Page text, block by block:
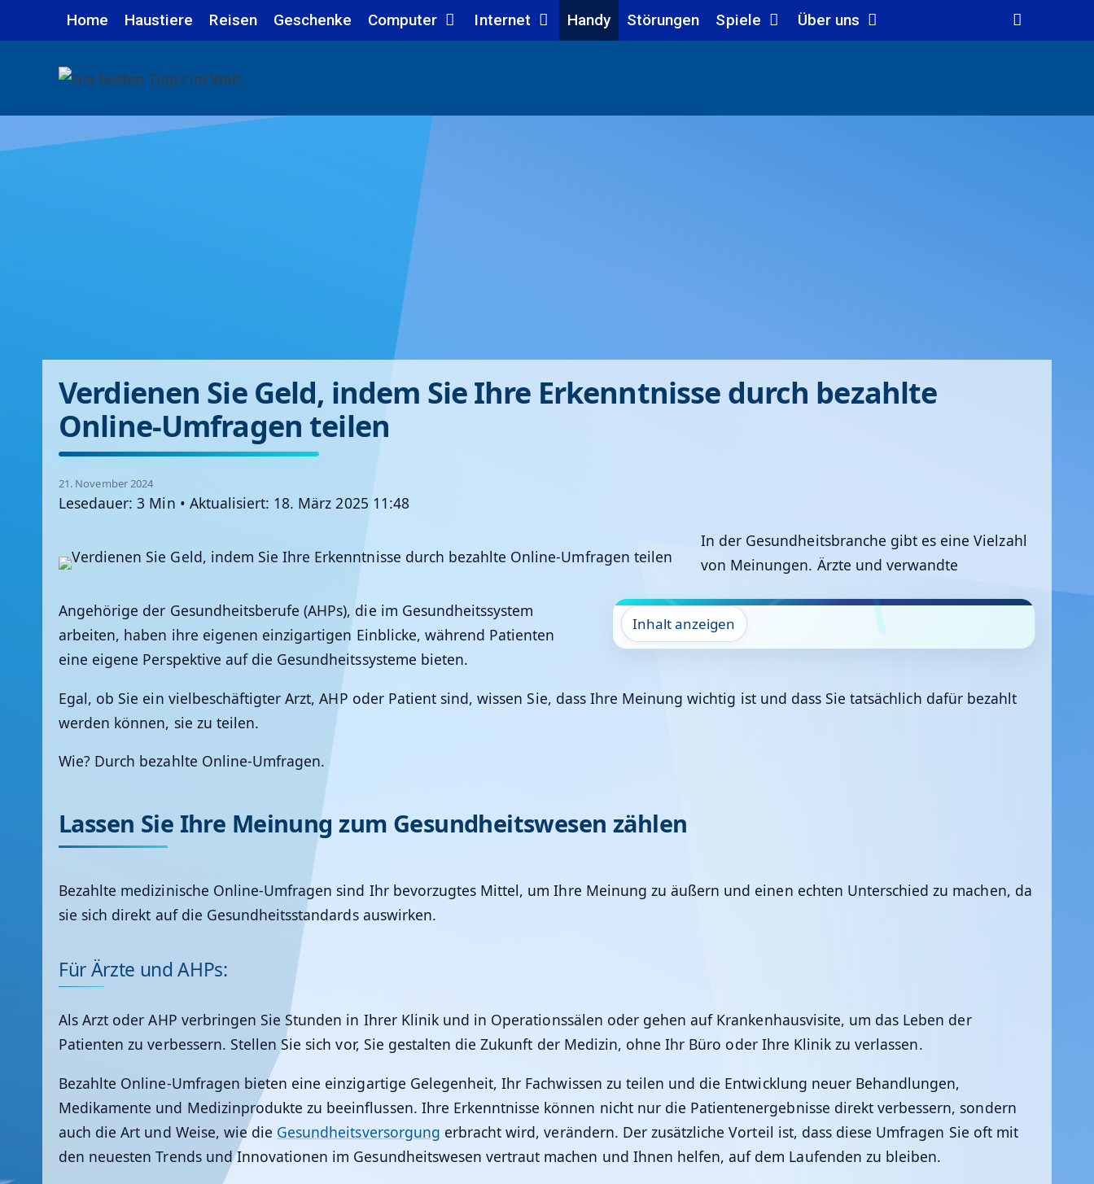
Inhalt
Home Haustiere Reisen Geschenke Computer Internet Handy Störungen Spiele Über uns
Verdienen Sie Geld, indem Sie Ihre Erkenntnisse durch bezahlte
Online-Umfragen teilen
21. November 2024
Lesedauer: 3 Min • Aktualisiert: 18. März 2025 11:48
Inhalt anzeigen
In der Gesundheitsbranche gibt es eine Vielzahl
von Meinungen. Ärzte und verwandte
Angehörige der Gesundheitsberufe (AHPs), die im Gesundheitssystem
arbeiten, haben ihre eigenen einzigartigen Einblicke, während Patienten
eine eigene Perspektive auf die Gesundheitssysteme bieten.
Egal, ob Sie ein vielbeschäftigter Arzt, AHP oder Patient sind, wissen Sie, dass Ihre Meinung wichtig ist und dass Sie tatsächlich dafür bezahlt
werden können, sie zu teilen.
Wie? Durch bezahlte Online-Umfragen.
Lassen Sie Ihre Meinung zum Gesundheitswesen zählen
Bezahlte medizinische Online-Umfragen sind Ihr bevorzugtes Mittel, um Ihre Meinung zu äußern und einen echten Unterschied zu machen, da
sie sich direkt auf die Gesundheitsstandards auswirken.
Für Ärzte und AHPs:
Als Arzt oder AHP verbringen Sie Stunden in Ihrer Klinik und in Operationssälen oder gehen auf Krankenhausvisite, um das Leben der
Patienten zu verbessern. Stellen Sie sich vor, Sie gestalten die Zukunft der Medizin, ohne Ihr Büro oder Ihre Klinik zu verlassen.
Bezahlte Online-Umfragen bieten eine einzigartige Gelegenheit, Ihr Fachwissen zu teilen und die Entwicklung neuer Behandlungen,
Medikamente und Medizinprodukte zu beeinflussen. Ihre Erkenntnisse können nicht nur die Patientenergebnisse direkt verbessern, sondern
auch die Art und Weise, wie die Gesundheitsversorgung erbracht wird, verändern. Der zusätzliche Vorteil ist, dass diese Umfragen Sie oft mit
den neuesten Trends und Innovationen im Gesundheitswesen vertraut machen und Ihnen helfen, auf dem Laufenden zu bleiben.